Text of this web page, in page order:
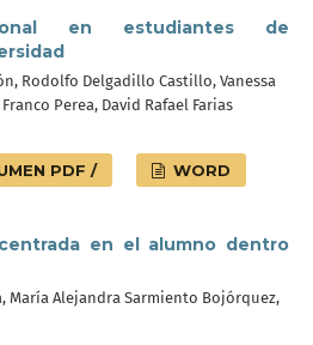
en estudiantes de
Rodolfo Delgadillo Castillo, Vanessa
Perea, David Rafael Farias
PDF / WORD
en el alumno dentro
María Alejandra Sarmiento Bojórquez,